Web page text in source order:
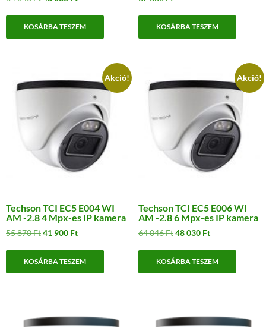
KOSÁRBA TESZEM KOSÁRBA TESZEM
Akció!
Techson TCI EC5 E004 WI
AM -2.8 4 Mpx-es IP kamera
55 870FtOriginal
41 900 FtCurrent
KOSÁRBA TESZEM
Akció!
Techson TCI EC5 E006 WI
AM -2.8 6 Mpx-es IP kamera
64 046Ft Original
was:
48 030 FtCurrent
KOSÁRBA TESZEM